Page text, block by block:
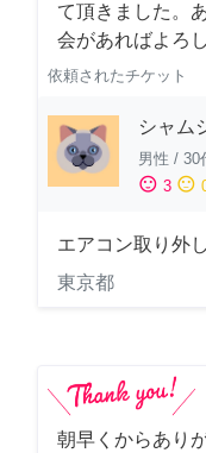
て頂きました。
会があればよろ
依頼されたチケット
シャム
男性 / 30
sentiment_satisfied 3 sentiment_neutral
エアコン取り外
東京都
朝早くからあり